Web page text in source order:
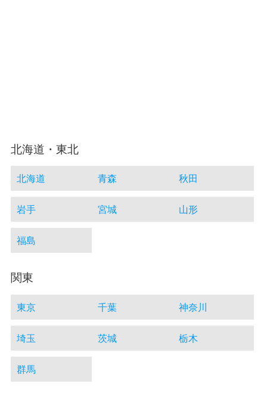
北海道・東北
北海道 青森 秋田
岩手 宮城 山形
福島
関東
東京 千葉 神奈川
埼玉 茨城 栃木
群馬